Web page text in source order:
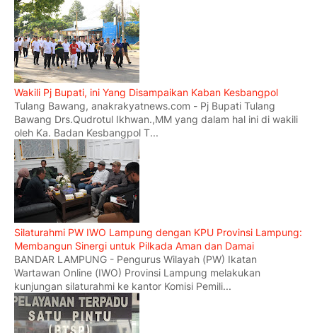
Wakili Pj Bupati, ini Yang Disampaikan Kaban Kesbangpol
Tulang Bawang, anakrakyatnews.com - Pj Bupati Tulang
Bawang Drs.Qudrotul Ikhwan.,MM yang dalam hal ini di wakili
oleh Ka. Badan Kesbangpol T...
Silaturahmi PW IWO Lampung dengan KPU Provinsi Lampung:
Membangun Sinergi untuk Pilkada Aman dan Damai
BANDAR LAMPUNG - Pengurus Wilayah (PW) Ikatan
Wartawan Online (IWO) Provinsi Lampung melakukan
kunjungan silaturahmi ke kantor Komisi Pemili...